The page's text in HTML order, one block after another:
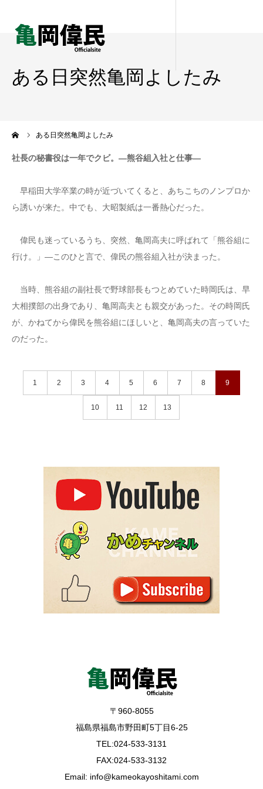
ある日突然亀岡よしたみ
ある日突然亀岡よしたみ
社長の秘書役は一年でクビ。―熊谷組入社と仕事―
早稲田大学卒業の時が近づいてくると、あちこちのノンプロか
ら誘いが来た。中でも、大昭製紙は一番熱心だった。
偉民も迷っているうち、突然、亀岡高夫に呼ばれて「熊谷組に
行け。」―このひと言で、偉民の熊谷組入社が決まった。
当時、熊谷組の副社長で野球部長もつとめていた時岡氏は、早
大相撲部の出身であり、亀岡高夫とも親交があった。その時岡氏
が、かねてから偉民を熊谷組にほしいと、亀岡高夫の言っていた
のだった。
1 2 3 4 5 6 7 8 9
10 11 12 13
〒960-8055
福島県福島市野田町5丁目6-25
TEL:024-533-3131
FAX:024-533-3132
Email: info@kameokayoshitami.com